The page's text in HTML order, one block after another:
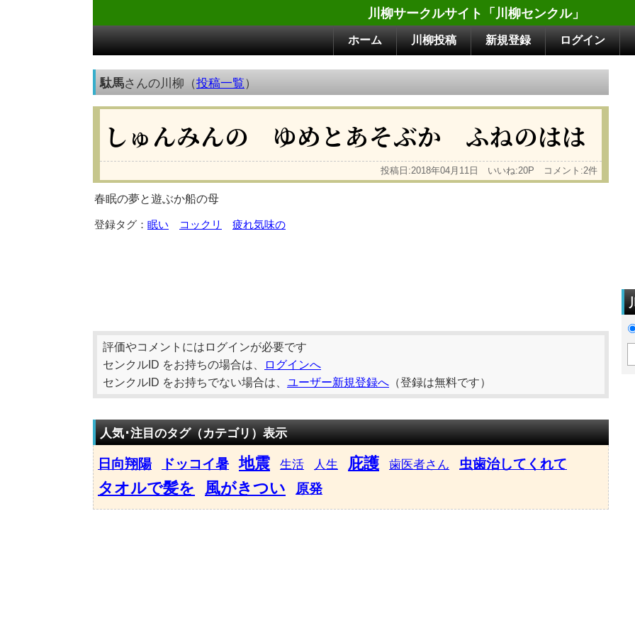
川柳サークルサイト「川柳センクル」
ホーム 川柳投稿 新規登録 ログイン
駄馬さんの川柳（投稿一覧）
しゅんみんの ゆめとあそぶか ふねのはは
投稿日:2018年04月11日 いいね:20P コメント:2件
春眠の夢と遊ぶか船の母
登録タグ： 眠い コックリ 疲れ気味の
評価やコメントにはログインが必要です
センクルID をお持ちの場合は、
ログインへ
センクルID をお持ちでない場合は、 ユーザー新規登録へ （登録は無料です）
人気･注目のタグ（カテゴリ）表示
日向翔陽 ドッコイ暑 地震 生活 人生 庇護 歯医者さん 虫歯治してくれて
タオルで髪を 風がきつい 原発